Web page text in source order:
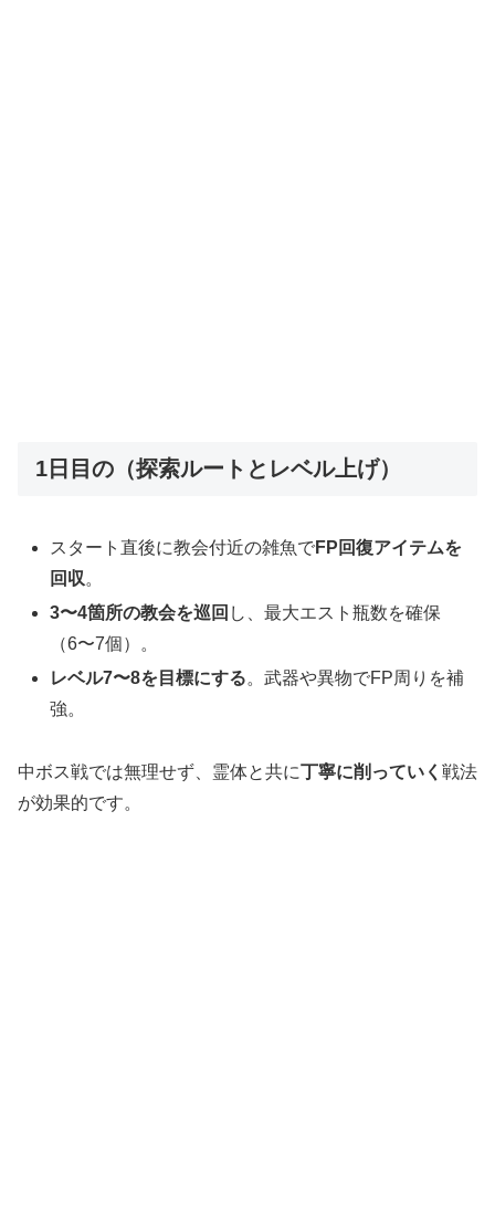
1日目の（探索ルートとレベル上げ）
スタート直後に教会付近の雑魚でFP回復アイテムを
回収 。
3〜4箇所の教会を巡回 し、最大エスト瓶数を確保
（6〜7個）。
レベル7〜8を目標にする。武器や異物でFP周りを補
強。
中ボス戦では無理せず、霊体と共に丁寧に削っていく 戦法
が効果的です。